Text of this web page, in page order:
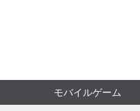
モバイルゲーム